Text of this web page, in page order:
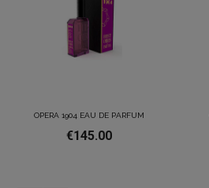
OPERA 1904 EAU DE PARFUM
€145.00